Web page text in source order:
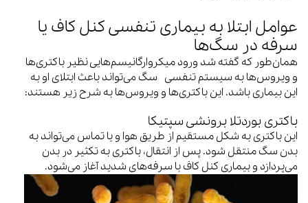
عوامل ابتلا به بیماری تنفسی کنل کاف یا
سرفه در سگ‌ها
همان‌طور که گفته شد ورود میکروارگانیسم‌هایی نظیر باکتری‌ها
و ویروس‌ها به سیستم تنفسی سگ می‌تواند باعث ابتلای او به
این بیماری باشد. این باکتری‌ها و ویروس‌ها به شرح زیر هستند:
باکتری بوردتلا برونشی سپتیکا
این باکتری به شکل مستقیم از طریق هوا و یا تماس می‌تواند به
بدن سگ منتقل شود. پس از انتقال، باکتری به تکثیر در بدن
می‌پردازد و بیماری کنل کاف با سرفه‌های شدید آغاز می‌شود.